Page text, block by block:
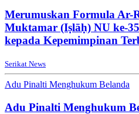
Merumuskan Formula Ar-
Muktamar (Iṣlāḥ) NU ke-
kepada Kepemimpinan
Serikat News
Adu Pinalti Menghukum Belanda
Adu Pinalti Menghukum